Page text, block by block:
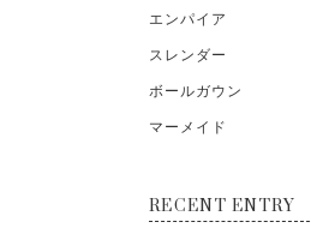
エンパイア
スレンダー
ボールガウン
マーメイド
RECENT ENTRY